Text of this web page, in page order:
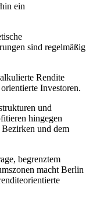
ein
sind regelmäßig
Rendite
Investoren.
und
hingegen
und dem
begrenztem
macht Berlin